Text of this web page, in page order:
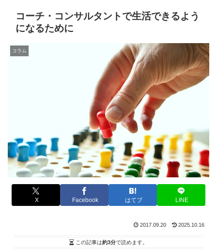
コーチ・コンサルタントで生活できるよう
になるために
コラム
X Facebook はてブ LINE
2017.09.20 2025.10.16
この記事は約3分で読めます。